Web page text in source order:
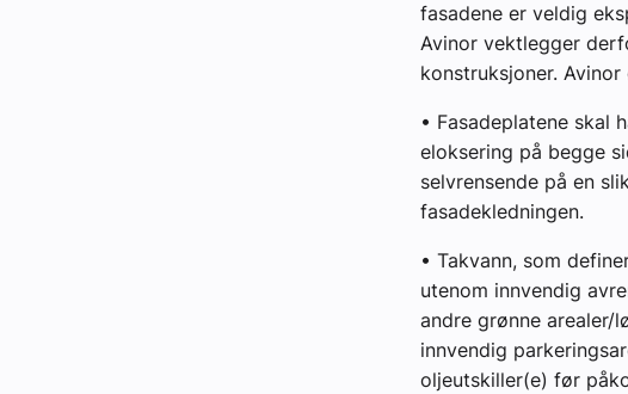
fasadene er veldig
Avinor vektlegger
konstruksjoner.
• Fasadeplatene skal
eloksering på begge
selvrensende på en
fasadekledningen.
• Takvann, som
utenom innvendig
andre grønne arealer/
innvendig
oljeutskiller(e) før